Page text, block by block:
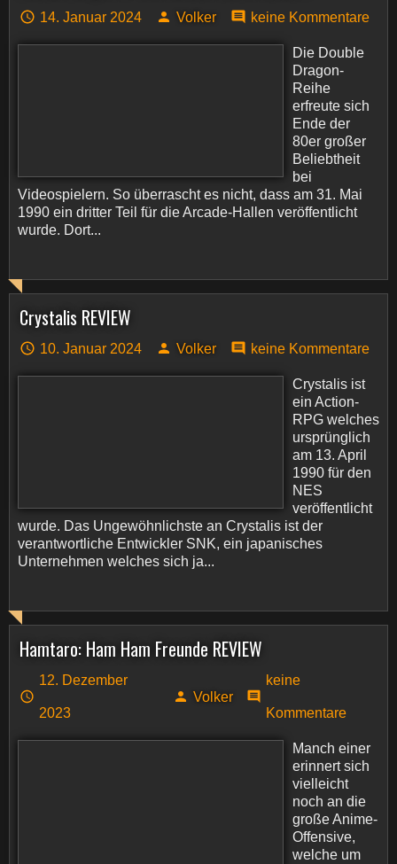
14. Januar 2024 Volker keine Kommentare
Die Double
Dragon-
Reihe
erfreute sich
Ende der
80er großer
Beliebtheit
bei
Videospielern. So überrascht es nicht, dass am 31. Mai
1990 ein dritter Teil für die Arcade-Hallen veröffentlicht
wurde. Dort...
Crystalis REVIEW
10. Januar 2024 Volker keine Kommentare
Crystalis ist
ein Action-
RPG welches
ursprünglich
am 13. April
1990 für den
NES
veröffentlicht
wurde. Das Ungewöhnlichste an Crystalis ist der
verantwortliche Entwickler SNK, ein japanisches
Unternehmen welches sich ja...
Hamtaro: Ham Ham Freunde REVIEW
12. Dezember
2023
Volker
keine
Kommentare
Manch einer
erinnert sich
vielleicht
noch an die
große Anime-
Offensive,
welche um